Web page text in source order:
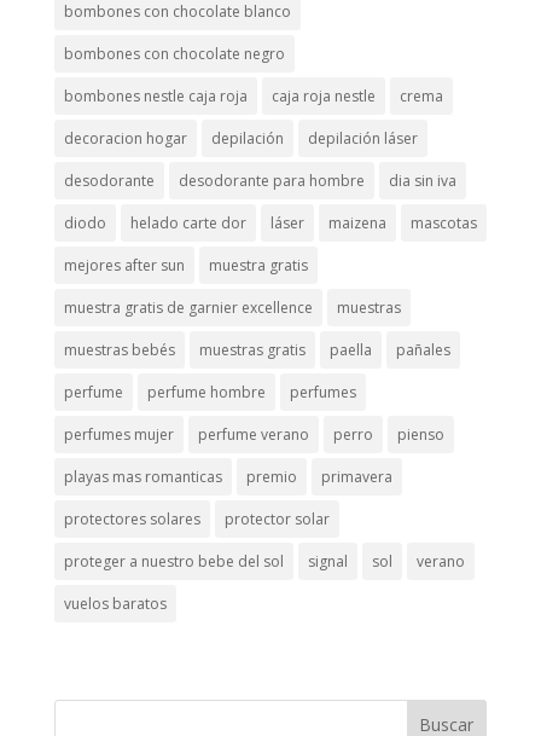
bombones con chocolate blanco
bombones con chocolate negro
bombones nestle caja roja caja roja nestle crema
decoracion hogar depilación depilación láser
desodorante desodorante para hombre dia sin iva
diodo helado carte dor láser maizena mascotas
mejores after sun muestra gratis
muestra gratis de garnier excellence muestras
muestras bebés muestras gratis paella pañales
perfume perfume hombre perfumes
perfumes mujer perfume verano perro pienso
playas mas romanticas premio primavera
protectores solares protector solar
proteger a nuestro bebe del sol signal sol verano
vuelos baratos